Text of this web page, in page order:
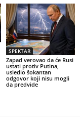
SPEKTAR
Zapad verovao da će Rusi
ustati protiv Putina,
usledio šokantan
odgovor koji nisu mogli
da predvide